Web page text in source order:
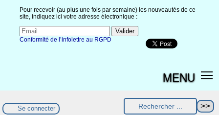
Pour recevoir (au plus une fois par semaine) les nouveautés de ce
site, indiquez ici votre adresse électronique :
Conformité de l’infolettre au RGPD
MENU
Se connecter